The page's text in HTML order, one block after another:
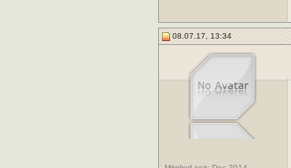
08.07.17, 13:34